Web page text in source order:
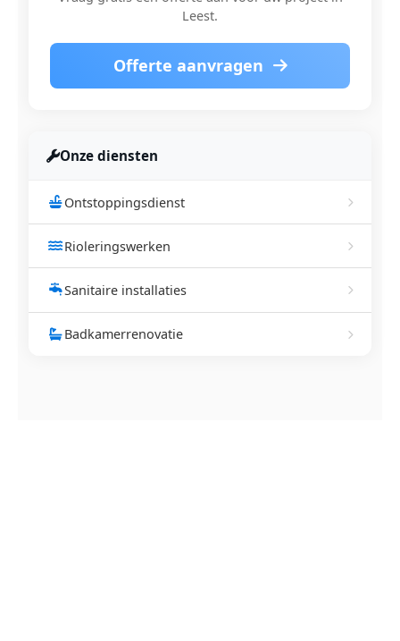
Leest.
Offerte aanvragen
Onze diensten
Ontstoppingsdienst
Rioleringswerken
Sanitaire installaties
Badkamerrenovatie